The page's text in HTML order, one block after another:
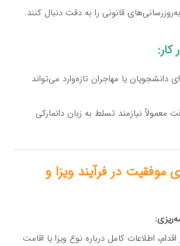
قانونی را به دقت دنبال کنند.
دانشجویان یا مهاجران تازه‌وارد می‌تواند
معمولاً نیازمند تسلط به زبان دانمارکی
موفقیت در فرآیند ویزا و
اطلاعات کامل درباره نوع ویزا یا اقامت